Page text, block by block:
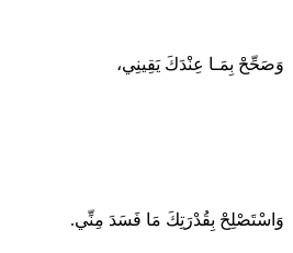
وَصَحِّحْ بِمَـا عِنْدَكَ يَقِينِي،
وَاسْتَصْلِحْ بِقُدْرَتِكَ مَا فَسَدَ مِنِّي.